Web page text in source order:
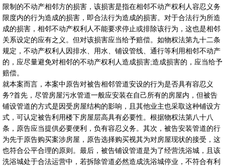
限制的不动产相邻方的损害，该损害是指在相邻不动产权利人容忍义务
限度内的行为造成的损害，即合法行为造成的损害。对于合法行为所造
成的损害，相邻不动产权利人不能要求停止或排除该行为，这也是相邻
关系设定的应有之义。但对该损害应当给予赔偿。如物权法第九十二条
规定，不动产权利人因排水、用水、铺设管线、通行等利用相邻不动产
的，应尽量避免对相邻的不动产权利人造成损害;造成损害的，应当给予
赔偿。
就本案而言，本案中原告对被告相邻管道安设的行为是否具有容忍义
务?首先，尽管房屋污水管道一般应安装在自己所有的房屋内，但被告
铺设管道的方式是因受房屋结构的影响，且其他业主也采取这种铺设方
式，可认定被告利用楼下房屋层高具有必要性。根据物权法第八十八
条，原告应当提供必要便利，负有容忍义务。其次，被告安装管道的行
为先于原告购买案涉房屋，原告选择购买视其为对房屋现状的接受，这
也符合公平合理的原则。最后，被告铺设管道是为了经营洗浴城，且该
洗浴城处于合法运营中，若拆除管道必然造成洗浴城停业，不符合有利